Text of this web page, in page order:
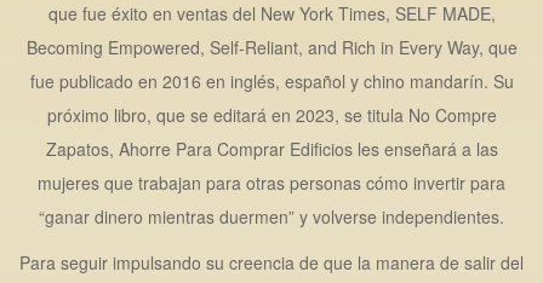
que fue éxito en ventas del New York Times, SELF MADE,
Becoming Empowered, Self-Reliant, and Rich in Every Way, que
fue publicado en 2016 en inglés, español y chino mandarín. Su
próximo libro, que se editará en 2023, se titula No Compre
Zapatos, Ahorre Para Comprar Edificios les enseñará a las
mujeres que trabajan para otras personas cómo invertir para
“ganar dinero mientras duermen” y volverse independientes.
Para seguir impulsando su creencia de que la manera de salir del